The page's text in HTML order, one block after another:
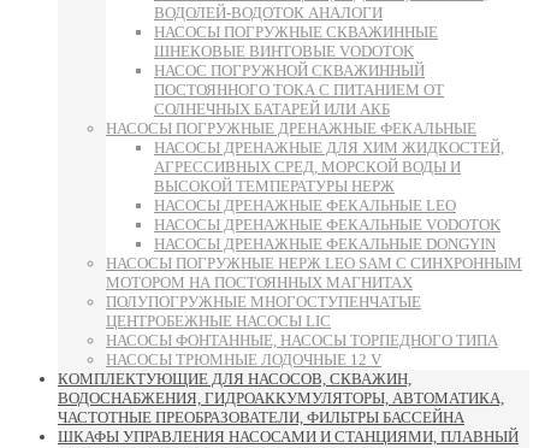
ВОДОЛЕЙ-ВОДОТОК АНАЛОГИ
НАСОСЫ ПОГРУЖНЫЕ СКВАЖИННЫЕ
ШНЕКОВЫЕ ВИНТОВЫЕ VODOTOK
НАСОС ПОГРУЖНОЙ СКВАЖИННЫЙ
ПОСТОЯННОГО ТОКА С ПИТАНИЕМ ОТ
СОЛНЕЧНЫХ БАТАРЕЙ ИЛИ АКБ
НАСОСЫ ПОГРУЖНЫЕ ДРЕНАЖНЫЕ ФЕКАЛЬНЫЕ
НАСОСЫ ДРЕНАЖНЫЕ ДЛЯ ХИМ ЖИДКОСТЕЙ,
АГРЕССИВНЫХ СРЕД, МОРСКОЙ ВОДЫ И
ВЫСОКОЙ ТЕМПЕРАТУРЫ НЕРЖ
НАСОСЫ ДРЕНАЖНЫЕ ФЕКАЛЬНЫЕ LEO
НАСОСЫ ДРЕНАЖНЫЕ ФЕКАЛЬНЫЕ VODOTOK
НАСОСЫ ДРЕНАЖНЫЕ ФЕКАЛЬНЫЕ DONGYIN
НАСОСЫ ПОГРУЖНЫЕ НЕРЖ LEO SAM С СИНХРОННЫМ
МОТОРОМ НА ПОСТОЯННЫХ МАГНИТАХ
ПОЛУПОГРУЖНЫЕ МНОГОСТУПЕНЧАТЫЕ
ЦЕНТРОБЕЖНЫЕ НАСОСЫ LIC
НАСОСЫ ФОНТАННЫЕ, НАСОСЫ ТОРПЕДНОГО ТИПА
НАСОСЫ ТРЮМНЫЕ ЛОДОЧНЫЕ 12 V
КОМПЛЕКТУЮЩИЕ ДЛЯ НАСОСОВ, СКВАЖИН,
ВОДОСНАБЖЕНИЯ, ГИДРОАККУМУЛЯТОРЫ, АВТОМАТИКА,
ЧАСТОТНЫЕ ПРЕОБРАЗОВАТЕЛИ, ФИЛЬТРЫ БАССЕЙНА
ШКАФЫ УПРАВЛЕНИЯ НАСОСАМИ И СТАНЦИЯМИ, ПЛАВНЫЙ